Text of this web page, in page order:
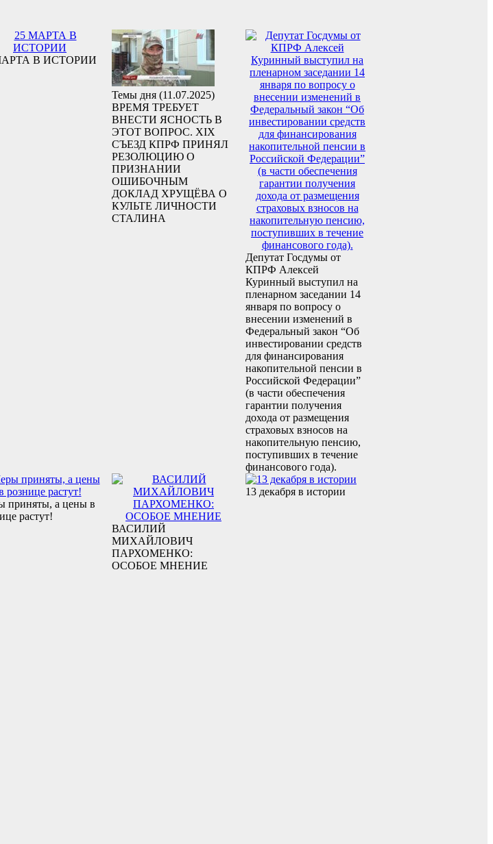
В ИСТОРИИ
Темы дня (11.07.2025)
ВРЕМЯ ТРЕБУЕТ
ВНЕСТИ ЯСНОСТЬ В
ЭТОТ ВОПРОС. XIX
СЪЕЗД КПРФ ПРИНЯЛ
РЕЗОЛЮЦИЮ О
ПРИЗНАНИИ
ОШИБОЧНЫМ
ДОКЛАД ХРУЩЁВА О
КУЛЬТЕ ЛИЧНОСТИ
СТАЛИНА
Депутат Госдумы от
КПРФ Алексей
Куринный выступил на
пленарном заседании 14
января по вопросу о
внесении изменений в
Федеральный закон “Об
инвестировании средств
для финансирования
накопительной пенсии в
Российской Федерации”
(в части обеспечения
гарантии получения
дохода от размещения
страховых взносов на
накопительную пенсию,
поступивших в течение
финансового года).
приняты, а цены в
растут!
ВАСИЛИЙ
МИХАЙЛОВИЧ
ПАРХОМЕНКО:
ОСОБОЕ МНЕНИЕ
13 декабря в истории